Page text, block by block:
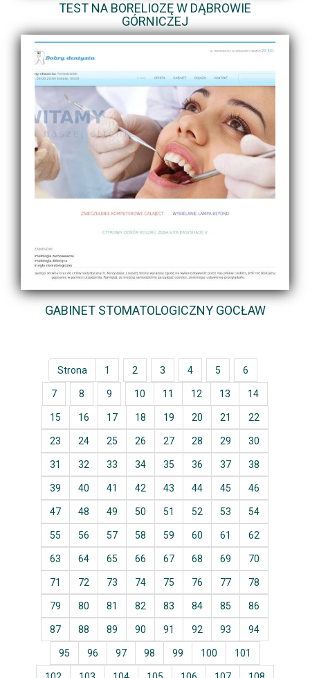
TEST NA BORELIOZĘ W DĄBROWIE
GÓRNICZEJ
GABINET STOMATOLOGICZNY GOCŁAW
Strona 1 2 3 4 5 6
7 8 9 10 11 12 13 14
15 16 17 18 19 20 21 22
23 24 25 26 27 28 29 30
31 32 33 34 35 36 37 38
39 40 41 42 43 44 45 46
47 48 49 50 51 52 53 54
55 56 57 58 59 60 61 62
63 64 65 66 67 68 69 70
71 72 73 74 75 76 77 78
79 80 81 82 83 84 85 86
87 88 89 90 91 92 93 94
95 96 97 98 99 100 101